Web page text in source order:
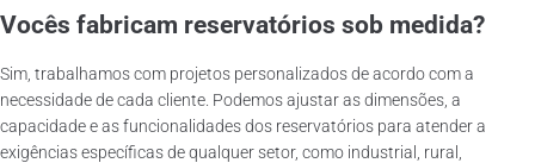
Vocês fabricam reservatórios sob medida?
Sim, trabalhamos com projetos personalizados de acordo com a
necessidade de cada cliente. Podemos ajustar as dimensões, a
capacidade e as funcionalidades dos reservatórios para atender a
exigências específicas de qualquer setor, como industrial, rural,